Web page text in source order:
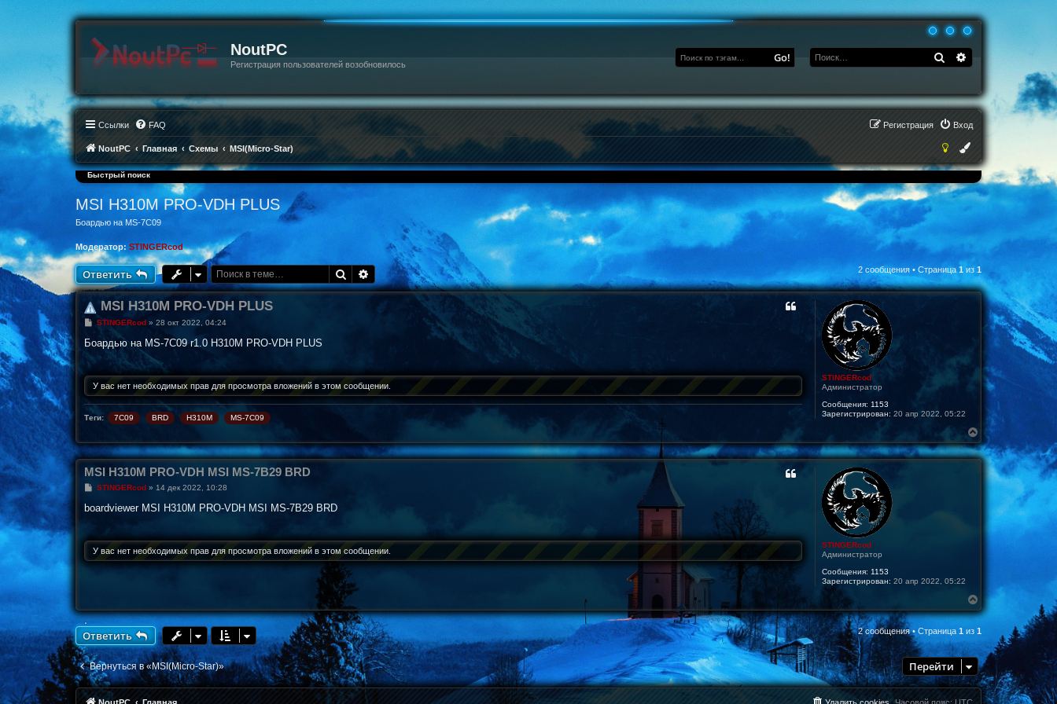
NoutPC
Регистрация пользователей возобновилось
Поиск Расширенный
Go!
Ссылки FAQ Вход
Регистрация
NoutPC Главная Схемы MSI(Micro-Star)
Быстрый поиск
MSI H310M PRO-VDH PLUS
Боардью на MS-7C09
Модератор: STINGERcod
Ответить Поиск Расширенный поиск 2 сообщения • Страница1 из 1
STINGERcod
Администратор
Сообщения: 1153
Зарегистрирован: 20 апр 2022, 05:22
MSI H310M PRO-VDH PLUS
С
о
о
щ
н
и
е
STINGERcod» 28 окт 2022, 04:24
Боардью на MS-7C09 r1.0 H310M PRO-VDH PLUS
У вас нет необходимых прав для просмотра вложений в этом сообщении.
Теги: 7C09 BRD H310M MS-7C09
е
р
н
STINGERcod
Администратор
Сообщения: 1153
Зарегистрирован: 20 апр 2022, 05:22
MSI H310M PRO-VDH MSI MS-7B29 BRD
С
о
н
и
е
STINGERcod» 14 дек 2022, 10:28
boardviewer MSI H310M PRO-VDH MSI MS-7B29 BRD
У вас нет необходимых прав для просмотра вложений в этом сообщении.
е
н
у
т
ь
с
я
Ответить 2 сообщения • Страница 1 из 1
Вернуться в «MSI(Micro-Star)» Перейти